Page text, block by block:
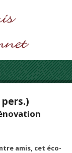
amis, cet éco-